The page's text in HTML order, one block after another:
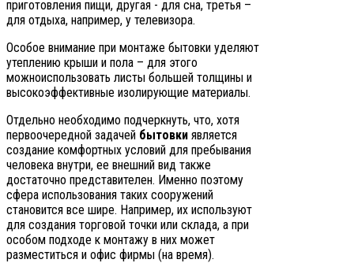
приготовления пищи, другая - для сна, третья –
для отдыха, например, у телевизора.
Особое внимание при монтаже бытовки уделяют
утеплению крыши и пола – для этого
можноиспользовать листы большей толщины и
высокоэффективные изолирующие материалы.
Отдельно необходимо подчеркнуть, что, хотя
первоочередной задачей бытовки является
создание комфортных условий для пребывания
человека внутри, ее внешний вид также
достаточно представителен. Именно поэтому
сфера использования таких сооружений
становится все шире. Например, их используют
для создания торговой точки или склада, а при
особом подходе к монтажу в них может
разместиться и офис фирмы (на время).